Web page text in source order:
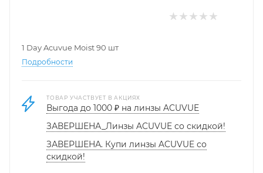
1 Day Acuvue Moist 90 шт
Подробности
ТОВАР УЧАСТВУЕТ В АКЦИЯХ
Выгода до 1000 ₽ на линзы ACUVUE
ЗАВЕРШЕНА_Линзы ACUVUE со скидкой!
ЗАВЕРШЕНА. Купи линзы ACUVUE со
скидкой!